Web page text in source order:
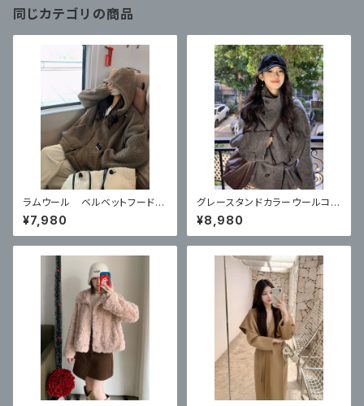
同じカテゴリの商品
ラムウール ベルベットフード付
きカーディガンコート
¥7,980
グレースタンドカラーウールコー
ト ハイエンドショートスタイル
¥8,980